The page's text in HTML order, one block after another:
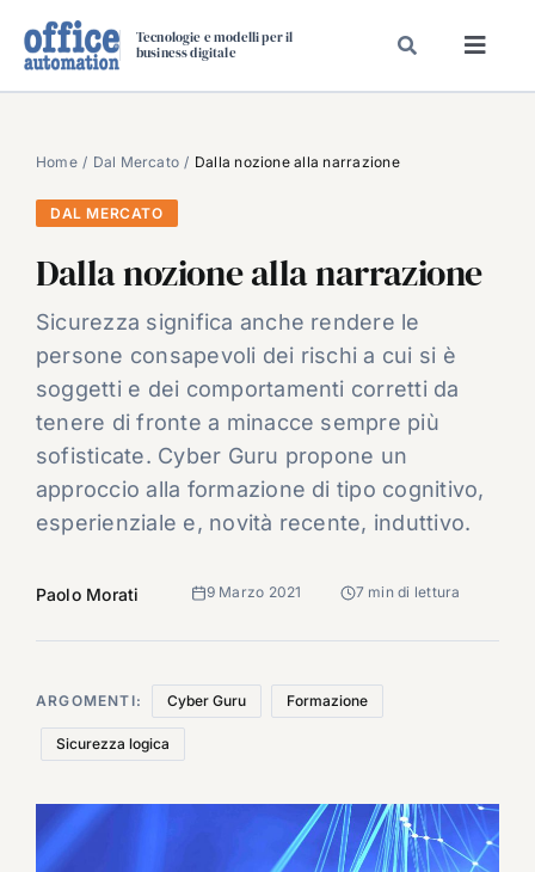
Tecnologie e modelli per il
business digitale
SPECIAL PAPER
TAVOLE ROTONDE DI REDAZIONE
CARRIERE
VIDEO
CHI SIAMO
Home Dal Mercato Dalla nozione alla narrazione
DAL MERCATO
Dalla nozione alla narrazione
Sicurezza significa anche rendere le
persone consapevoli dei rischi a cui si è
soggetti e dei comportamenti corretti da
tenere di fronte a minacce sempre più
sofisticate. Cyber Guru propone un
approccio alla formazione di tipo cognitivo,
esperienziale e, novità recente, induttivo.
Paolo Morati 9 Marzo 2021 7 min di lettura
ARGOMENTI: Cyber Guru Formazione
Sicurezza logica